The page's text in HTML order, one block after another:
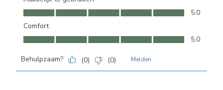
Makkelijk te gebruiken, 5.0 van 5
5.0
Comfort
Comfort, 5.0 van 5
5.0
Behulpzaam? (0) (0) Melden